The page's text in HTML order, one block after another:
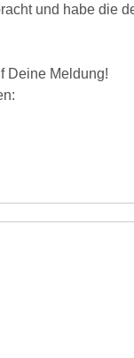
und habe die
Deine Meldung!